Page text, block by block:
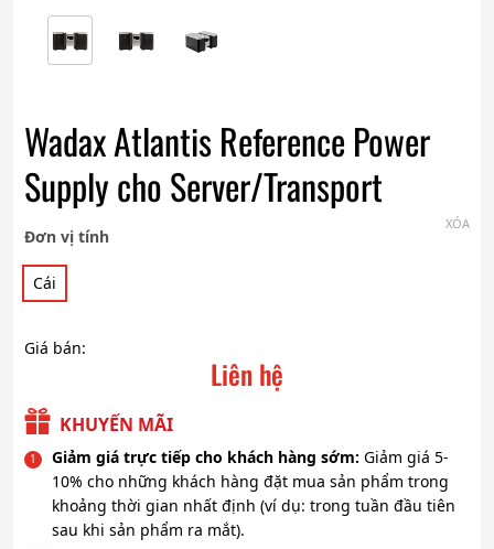
Wadax Atlantis Reference Power
Supply cho Server/Transport
Đơn vị tính
Cái
XÓA
Giá bán:
Liên hệ
KHUYẾN MÃI
Giảm giá trực tiếp cho khách hàng sớm: Giảm giá 5-
10% cho những khách hàng đặt mua sản phẩm trong
khoảng thời gian nhất định (ví dụ: trong tuần đầu tiên
sau khi sản phẩm ra mắt).